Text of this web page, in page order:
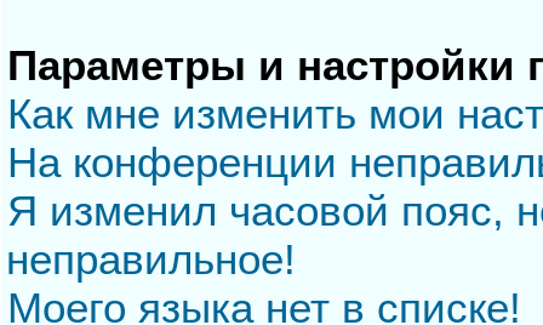
Параметры и настройки
Как мне изменить мои
На конференции
Я изменил часовой пояс,
неправильное!
Моего языка нет в списке!